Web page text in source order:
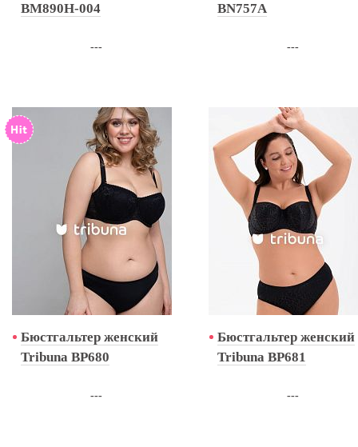
BM890H-004
---
BN757A
---
Бюстгальтер женский
Tribuna BP680
---
Бюстгальтер женский
Tribuna BP681
---